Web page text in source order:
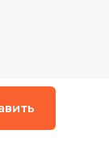
вся